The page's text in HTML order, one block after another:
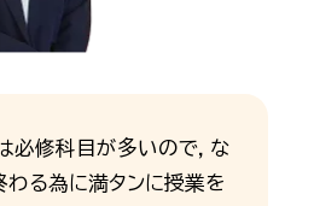
必修科目が多いので，な
わる為に満タンに授業を